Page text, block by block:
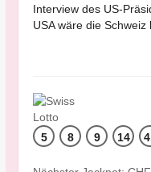
Interview des US-
USA wäre die Schweiz
5 8 9 14